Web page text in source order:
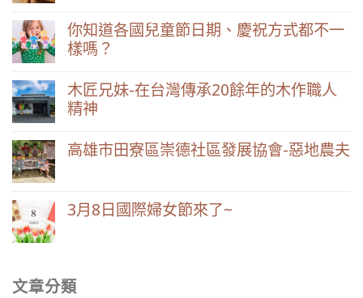
你知道各國兒童節日期、慶祝方式都不一
樣嗎？
木匠兄妹-在台灣傳承20餘年的木作職人
精神
高雄市田寮區崇德社區發展協會-惡地農夫
3月8日國際婦女節來了~
文章分類